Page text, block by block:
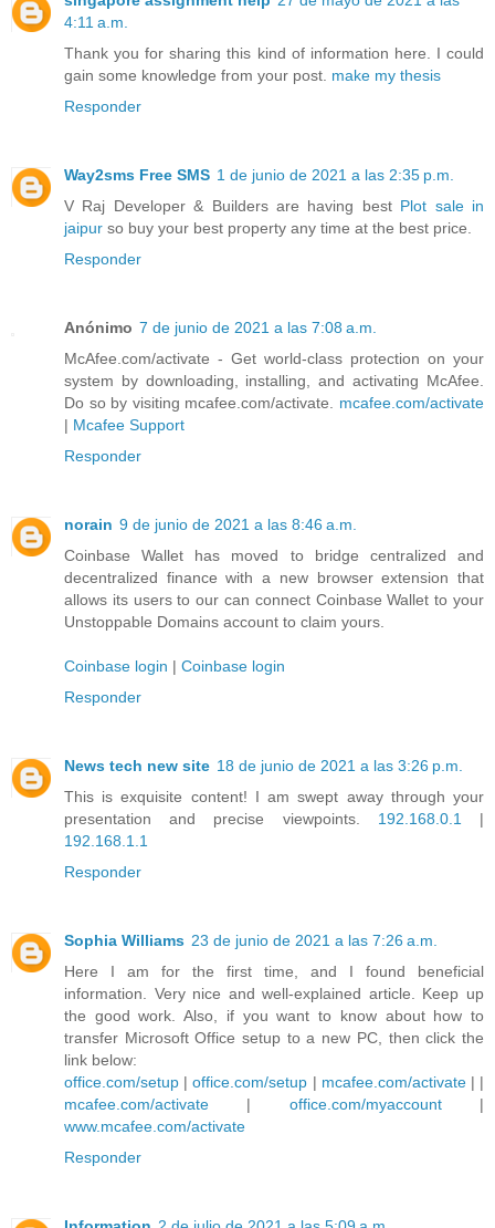
4:11 a.m.
Thank you for sharing this kind of information here. I could
gain some knowledge from your post. make my thesis
Responder
Way2sms Free SMS 1 de junio de 2021 a las 2:35 p.m.
V Raj Developer & Builders are having best Plot sale in
jaipur so buy your best property any time at the best price.
Responder
Anónimo 7 de junio de 2021 a las 7:08 a.m.
McAfee.com/activate - Get world-class protection on your
system by downloading, installing, and activating McAfee.
Do so by visiting mcafee.com/activate. mcafee.com/activate
| Mcafee Support
Responder
norain 9 de junio de 2021 a las 8:46 a.m.
Coinbase Wallet has moved to bridge centralized and
decentralized finance with a new browser extension that
allows its users to our can connect Coinbase Wallet to your
Unstoppable Domains account to claim yours.
Coinbase login | Coinbase login
Responder
News tech new site 18 de junio de 2021 a las 3:26 p.m.
This is exquisite content! I am swept away through your
presentation and precise viewpoints. 192.168.0.1|
192.168.1.1
Responder
Sophia Williams 23 de junio de 2021 a las 7:26 a.m.
Here I am for the first time, and I found beneficial
information. Very nice and well-explained article. Keep up
the good work. Also, if you want to know about how to
transfer Microsoft Office setup to a new PC, then click the
link below:
office.com/setup |office.com/setup | mcafee.com/activate| |
mcafee.com/activate | office.com/myaccount|
www.mcafee.com/activate
Responder